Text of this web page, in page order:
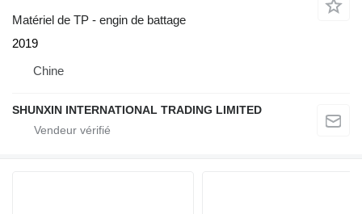
Matériel de TP - engin de battage
2019
Chine
SHUNXIN INTERNATIONAL TRADING LIMITED